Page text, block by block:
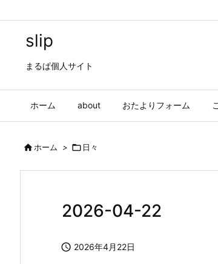
slip
まるぱ個人サイト
ホーム about おたよりフォーム
ホーム >  日々
2026-04-22
 2026年4月22日